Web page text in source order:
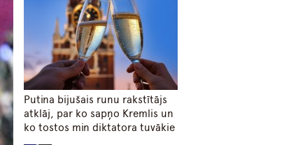
Putina bijušais runu rakstītājs
atklāj, par ko sapņo Kremlis un
ko tostos min diktatora tuvākie